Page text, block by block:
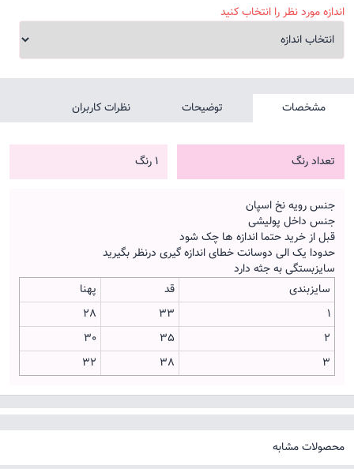
اندازه مورد نظر را انتخاب کنید
مشخصات توضیحات نظرات کاربران
تعداد رنگ 1 رنگ
جنس رویه نخ اسپان
جنس داخل پولیشی
قبل از خرید حتما اندازه ها چک شود
حدودا یک الی دوسانت خطای اندازه گیری درنظر بگیرید
سایزبستگی به جثه دارد
سایزبندی
قد
پهنا
1
33
28
2
35
30
3
38
32
محصولات مشابه